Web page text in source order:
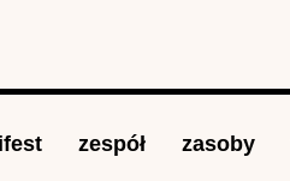
zespół zasoby